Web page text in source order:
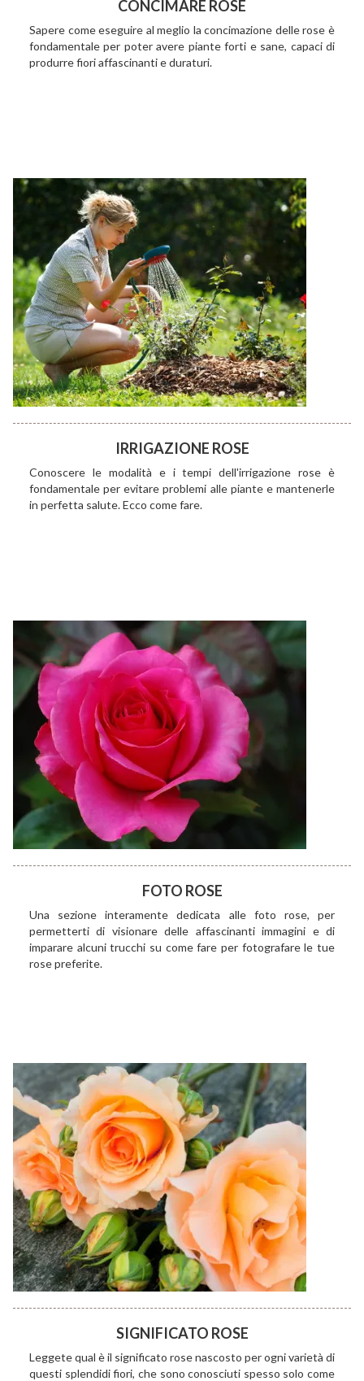
CONCIMARE ROSE
Sapere come eseguire al meglio la concimazione delle rose è
fondamentale per poter avere piante forti e sane, capaci di
produrre fiori affascinanti e duraturi.
IRRIGAZIONE ROSE
Conoscere le modalità e i tempi dell'irrigazione rose è
fondamentale per evitare problemi alle piante e mantenerle
in perfetta salute. Ecco come fare.
FOTO ROSE
Una sezione interamente dedicata alle foto rose, per
permetterti di visionare delle affascinanti immagini e di
imparare alcuni trucchi su come fare per fotografare le tue
rose preferite.
SIGNIFICATO ROSE
Leggete qual è il significato rose nascosto per ogni varietà di
questi splendidi fiori, che sono conosciuti spesso solo come